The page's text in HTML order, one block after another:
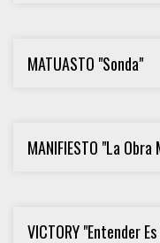
MATUASTO "Sonda"
MANIFIESTO "La
VICTORY "Entender